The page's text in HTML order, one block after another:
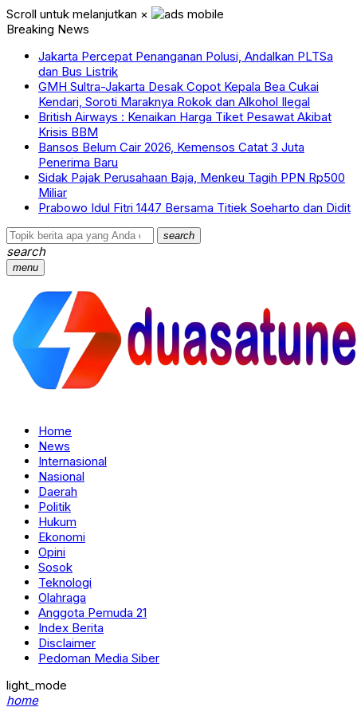
Scroll untuk melanjutkan ×
Breaking News
Jakarta Percepat Penanganan Polusi, Andalkan PLTSa
dan Bus Listrik
GMH Sultra-Jakarta Desak Copot Kepala Bea Cukai
Kendari, Soroti Maraknya Rokok dan Alkohol Ilegal
British Airways : Kenaikan Harga Tiket Pesawat Akibat
Krisis BBM
Bansos Belum Cair 2026, Kemensos Catat 3 Juta
Penerima Baru
Sidak Pajak Perusahaan Baja, Menkeu Tagih PPN Rp500
Miliar
Prabowo Idul Fitri 1447 Bersama Titiek Soeharto dan Didit
search
search
menu
Home
News
Internasional
Nasional
Daerah
Politik
Hukum
Ekonomi
Opini
Sosok
Teknologi
Olahraga
Anggota Pemuda 21
Index Berita
Disclaimer
Pedoman Media Siber
light_mode
home